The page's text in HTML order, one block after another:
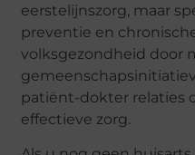
eerstelijnszorg, maar
preventie en
volksgezondheid door
patiënt-dokter relaties
effectieve zorg.